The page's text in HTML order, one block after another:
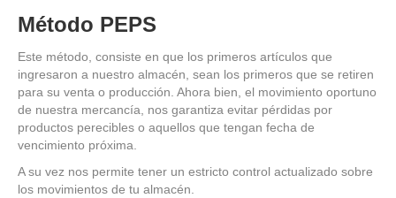
Método PEPS
Este método, consiste en que los primeros artículos que
ingresaron a nuestro almacén, sean los primeros que se retiren
para su venta o producción. Ahora bien, el movimiento oportuno
de nuestra mercancía, nos garantiza evitar pérdidas por
productos perecibles o aquellos que tengan fecha de
vencimiento próxima.
A su vez nos permite tener un estricto control actualizado sobre
los movimientos de tu almacén.